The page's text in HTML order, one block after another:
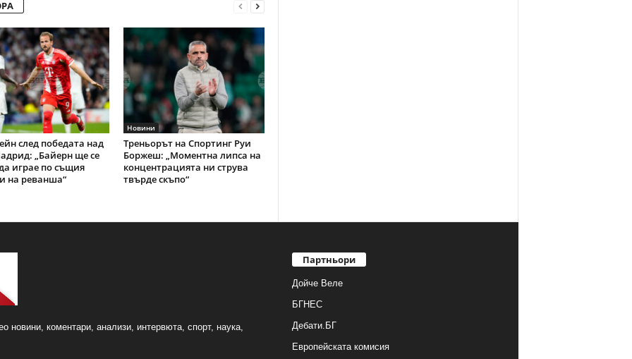
след победата над
„Байерн ще се
играе по същия
на реванша“
Новини
Треньорът на Спортинг Руи
Боржеш: „Моментна липса на
концентрацията ни струва
твърде скъпо“
новини, коментари, анализи, интервюта, спорт, наука,
Партньори
Дойче Веле
БГНЕС
Дебати.БГ
Европейската комисия